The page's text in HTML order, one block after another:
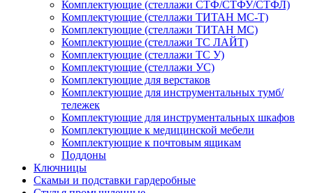
Комплектующие (стеллажи СТФ/СТФУ/СТФЛ)
Комплектующие (стеллажи ТИТАН МС-Т)
Комплектующие (стеллажи ТИТАН МС)
Комплектующие (стеллажи ТС ЛАЙТ)
Комплектующие (стеллажи ТС У)
Комплектующие (стеллажи УС)
Комплектующие для верстаков
Комплектующие для инструментальных тумб/
тележек
Комплектующие для инструментальных шкафов
Комплектующие к медицинской мебели
Комплектующие к почтовым ящикам
Поддоны
Ключницы
Скамьи и подставки гардеробные